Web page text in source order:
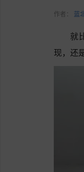
作者： 蓝
就
现，还